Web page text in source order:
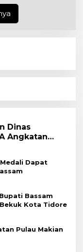
Dinas
Angkatan
Dapat
Bassam
Kota Tidore
Pulau Makian